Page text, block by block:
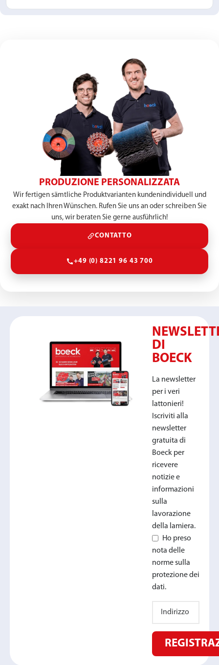
PRODUZIONE PERSONALIZZATA
Wir fertigen sämtliche Produktvarianten kundenindividuell und
exakt nach Ihren Wünschen. Rufen Sie uns an oder schreiben Sie
uns, wir beraten Sie gerne ausführlich!
CONTATTO
+49 (0) 8221 96 43 700
DI
BOECK
La newsletter
per i veri
lattonieri!
Iscriviti alla
newsletter
gratuita di
Boeck per
ricevere
notizie e
informazioni
sulla
lavorazione
della lamiera.
Ho preso
nota delle
norme sulla
protezione dei
dati.